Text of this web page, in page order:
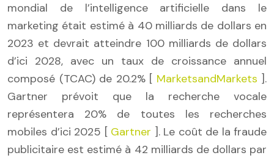
mondial de l’intelligence artificielle dans le
marketing était estimé à 40 milliards de dollars en
2023 et devrait atteindre 100 milliards de dollars
d’ici 2028, avec un taux de croissance annuel
composé (TCAC) de 20.2% [ MarketsandMarkets ].
Gartner prévoit que la recherche vocale
représentera 20% de toutes les recherches
mobiles d’ici 2025 [ Gartner ]. Le coût de la fraude
publicitaire est estimé à 42 milliards de dollars par